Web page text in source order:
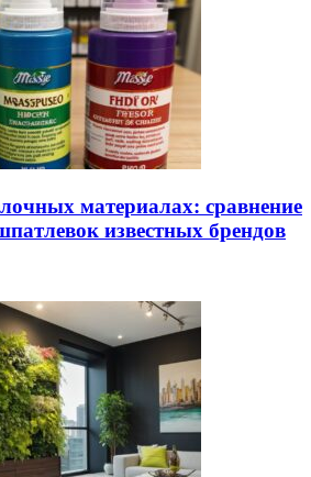
материалах: сравнение
известных брендов